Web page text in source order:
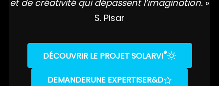
et de créativité qui dépassent l’imagination. »
S. Pisar
DÉCOUVRIR LE PROJET SOLARVI®
DEMANDERUNE EXPERTISER&D